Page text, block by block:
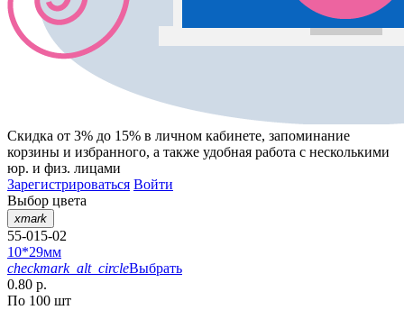
Скидка от 3% до 15% в личном кабинете, запоминание
корзины и избранного, а также удобная работа с несколькими
юр. и физ. лицами
Зарегистрироваться Войти
Выбор цвета
xmark
55-015-02
10*29мм
checkmark_alt_circleВыбрать
0.80 р.
По 100 шт